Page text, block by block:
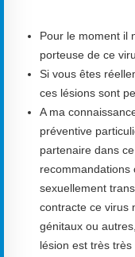
Pour le moment il
porteuse de ce
Si vous êtes
ces lésions sont
A ma
préventive
partenaire dans
recommandations
sexuellement
contracte ce virus
génitaux ou
lésion est très